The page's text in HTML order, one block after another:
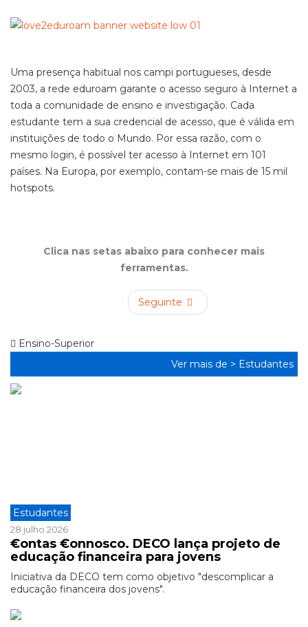
Uma presença habitual nos campi portugueses, desde
2003, a rede eduroam garante o acesso seguro à Internet a
toda a comunidade de ensino e investigação. Cada
estudante tem a sua credencial de acesso, que é válida em
instituições de todo o Mundo. Por essa razão, com o
mesmo login, é possível ter acesso à Internet em 101
países. Na Europa, por exemplo, contam-se mais de 15 mil
hotspots.
Clica nas setas abaixo para conhecer mais
ferramentas.
Seguinte
Ensino-Superior
Ver mais de > Estudantes
Estudantes
28 julho 2026
€ontas €onnosco. DECO lança projeto de
educação financeira para jovens
Iniciativa da DECO tem como objetivo "descomplicar a
educação financeira dos jovens".